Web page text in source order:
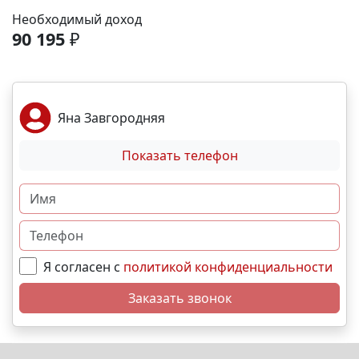
Море и пляж – 40 мин. 🏙️ Центр города – 20 мин. 🌁
Крымский мост – 2:30 мин. Выгодные условия
покупки: • Беспроцентная рассрочка от
Материнский капитал; • Дистанционная покупка. 📞
Свяжитесь с нами прямо сейчас и мы подберем
лучший вариант именно для Вас. N2810
Необходимый доход
90 195 ₽
Яна Завгородняя
Показать телефон
Я согласен с политикой конфиденциальности
Заказать звонок